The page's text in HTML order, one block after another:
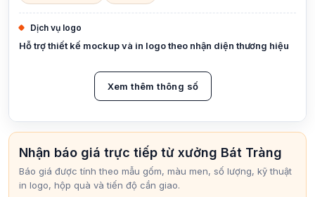
Dịch vụ logo
Hỗ trợ thiết kế mockup và in logo theo nhận diện thương hiệu
Xem thêm thông số
Nhận báo giá trực tiếp từ xưởng Bát Tràng
Báo giá được tính theo mẫu gốm, màu men, số lượng, kỹ thuật
in logo, hộp quà và tiến độ cần giao.